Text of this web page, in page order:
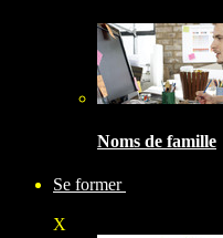
Noms de famille
Se former
X